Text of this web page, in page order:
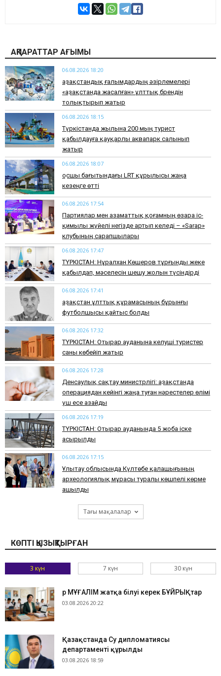
АҚПАРАТТАР АҒЫМЫ
06.08.2026 18:20
Қазақстандық ғалымдардың әзірлемелері
«Қазақстанда жасалған» ұлттық брендін
толықтырып жатыр
06.08.2026 18:15
Түркістанда жылына 200 мың турист
қабылдауға қауқарлы аквапарк салынып
жатыр
06.08.2026 18:07
Қосшы бағытындағы LRT құрылысы жаңа
кезеңге өтті
06.08.2026 17:54
Партиялар мен азаматтық қоғамның өзара іс-
қимылы жүйелі негізде артып келеді – «Sarap»
клубының сарапшылары
06.08.2026 17:47
ТҮРКІСТАН: Нұралхан Көшеров тұрғынды жеке
қабылдап, мәселесін шешу жолын түсіндірді
06.08.2026 17:41
Қазақстан ұлттық құрамасының бұрынғы
футболшысы қайтыс болды
06.08.2026 17:32
ТҮРКІСТАН: Отырар ауданына келуші туристер
саны көбейіп жатыр
06.08.2026 17:28
Денсаулық сақтау министрлігі: Қазақстанда
операциядан кейінгі жаңа туған нәрестелер өлімі
үш есе азайды
06.08.2026 17:19
ТҮРКІСТАН: Отырар ауданында 5 жоба іске
асырылды
06.08.2026 17:15
Ұлытау облысында Күлтөбе қалашығының
археологиялық мұрасы туралы көшпелі көрме
ашылды
Тағы мақалалар
КӨПТІ ҚЫЗЫҚТЫРҒАН
3 күн 7 күн 30 күн
Әр МҰҒАЛІМ жатқа білуі керек БҰЙРЫҚтар
03.08.2026 20:22
Қазақстанда Су дипломатиясы
департаменті құрылды
03.08.2026 18:59